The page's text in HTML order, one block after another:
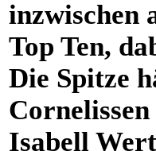
inzwischen
Top Ten,
Die Spitze
Isabell